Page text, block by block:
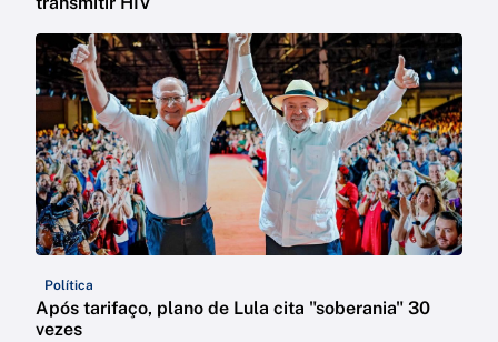
Política
Após tarifaço, plano de Lula cita "soberania" 30
vezes